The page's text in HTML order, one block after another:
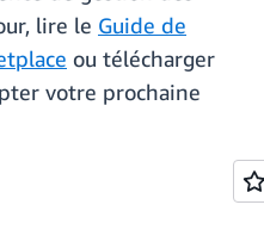
lire le Guide de
ou télécharger
votre prochaine